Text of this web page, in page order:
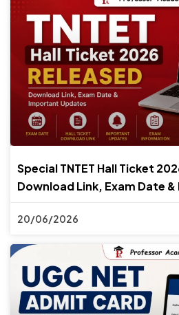
Special TNTET Hall Ticket
Download Link, Exam Date
20/06/2026